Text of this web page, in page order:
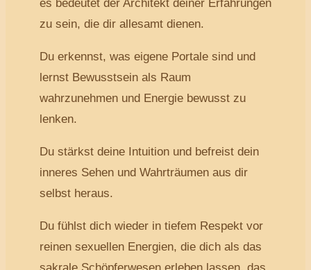
es bedeutet der Architekt deiner Erfahrungen
zu sein, die dir allesamt dienen.
Du erkennst, was eigene Portale sind und
lernst Bewusstsein als Raum
wahrzunehmen und Energie bewusst zu
lenken.
Du stärkst deine Intuition und befreist dein
inneres Sehen und Wahrträumen aus dir
selbst heraus.
Du fühlst dich wieder in tiefem Respekt vor
reinen sexuellen Energien, die dich als das